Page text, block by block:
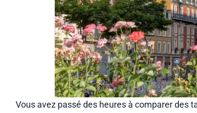
Vous avez passé des heures à comparer des